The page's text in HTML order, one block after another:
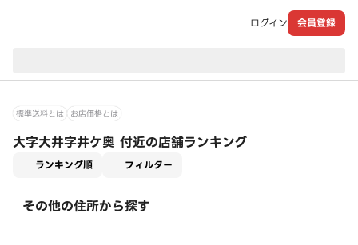
ログイン 会員登録
標準送料とは お店価格とは
大字大井字井ケ奥 付近の店舗ランキング
ランキング順 フィルター
その他の住所から探す